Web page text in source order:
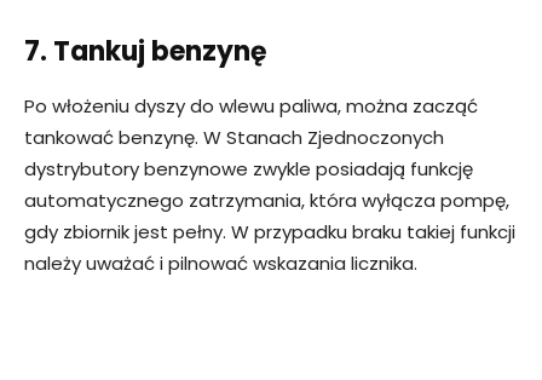
7. Tankuj benzynę
Po włożeniu dyszy do wlewu paliwa, można zacząć
tankować benzynę. W Stanach Zjednoczonych
dystrybutory benzynowe zwykle posiadają funkcję
automatycznego zatrzymania, która wyłącza pompę,
gdy zbiornik jest pełny. W przypadku braku takiej funkcji
należy uważać i pilnować wskazania licznika.